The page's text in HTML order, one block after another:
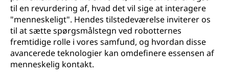
til en revurdering af, hvad det vil sige at interagere
"menneskeligt". Hendes tilstedeværelse inviterer os
til at sætte spørgsmålstegn ved robotternes
fremtidige rolle i vores samfund, og hvordan disse
avancerede teknologier kan omdefinere essensen af
menneskelig kontakt.